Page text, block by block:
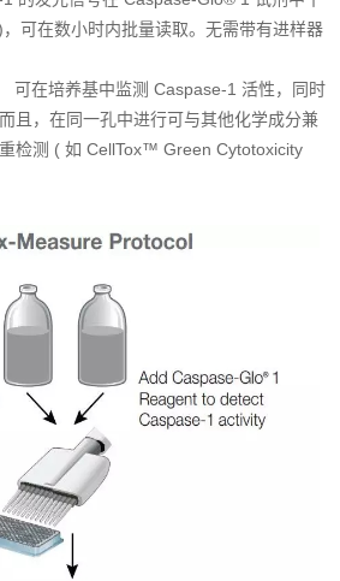
可在数小时内批量读取。无需带有进样器
可在培养基中监测 Caspase-1 活性，同时
且，在同一孔中进行可与其他化学成分兼
检测 ( 如 CellTox™ Green Cytotoxicity